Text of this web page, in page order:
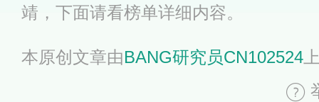
靖，下面请看榜单详细内容。
本原创文章由BANG研究员CN102524